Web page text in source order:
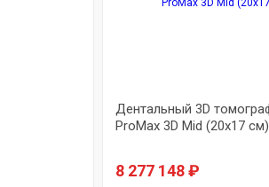
Дентальный 3D
ProMax 3D Mid (20x17 см)
8 277 148₽